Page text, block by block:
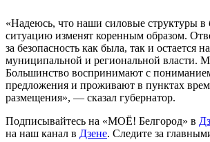
«Надеюсь, что наши силовые структуры
ситуацию изменят коренным образом.
за безопасность как была, так и остается
муниципальной и региональной власти.
Большинство воспринимают с
предложения и проживают в пунктах
размещения», — сказал губернатор.
Подписывайтесь на «МОЁ! Белгород» в
на наш канал в Дзене. Cледите за